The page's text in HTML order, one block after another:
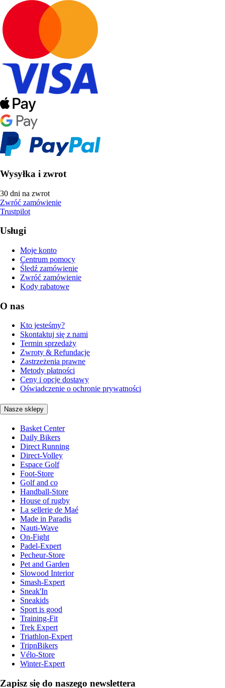
Wysyłka i zwrot
30 dni na zwrot
Zwróć zamówienie
Trustpilot
Usługi
Moje konto
Centrum pomocy
Śledź zamówienie
Zwróć zamówienie
Kody rabatowe
O nas
Kto jesteśmy?
Skontaktuj się z nami
Termin sprzedaży
Zwroty & Refundacje
Zastrzeżenia prawne
Metody płatności
Ceny i opcje dostawy
Oświadczenie o ochronie prywatności
Nasze sklepy
Basket Center
Daily Bikers
Direct Running
Direct-Volley
Espace Golf
Foot-Store
Golf and co
Handball-Store
House of rugby
La sellerie de Maé
Made in Paradis
Nauti-Wave
On-Fight
Padel-Expert
Pecheur-Store
Pet and Garden
Slowood Interior
Smash-Expert
Sneak'In
Sneakids
Sport is good
Training-Fit
Trek Expert
Triathlon-Expert
TripnBikers
Vélo-Store
Winter-Expert
Zapisz się do naszego newslettera